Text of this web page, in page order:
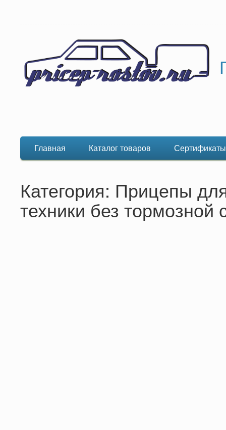
Главная Каталог товаров Сертификаты
Категория: Прицепы
техники без тормозной